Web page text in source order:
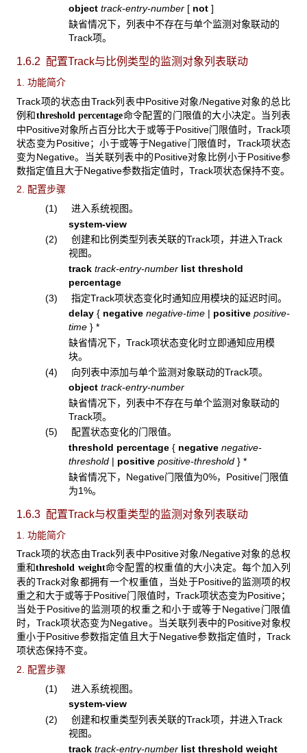
object track-entry-number [ not]
缺省情况下，列表中不存在与单个监测对象联动的
Track项。
1.6.2 配置Track与比例类型的监测对象列表联动
1. 功能简介
Track项的状态由Track列表中Positive对象/Negative对象的总比
例和threshold percentage命令配置的门限值的大小决定。当列表
中Positive对象所占百分比大于或等于Positive门限值时，Track项
状态变为Positive；小于或等于Negative门限值时，Track项状态
变为Negative。当关联列表中的Positive对象比例小于Positive参
数指定值且大于Negative参数指定值时，Track项状态保持不变。
2. 配置步骤
(1) 进入系统视图。
system-view
(2)
创建和比例类型列表关联的Track项，并进入Track
视图。
track track-entry-number list threshold
percentage
(3) 指定Track项状态变化时通知应用模块的延迟时间。
delay{ negative negative-time| positive positive-
time } *
缺省情况下，Track项状态变化时立即通知应用模
块。
(4) 向列表中添加与单个监测对象联动的Track项。
object track-entry-number
缺省情况下，列表中不存在与单个监测对象联动的
Track项。
(5) 配置状态变化的门限值。
threshold percentage{ negative negative-
threshold | positive positive-threshold } *
缺省情况下，Negative门限值为0%，Positive门限值
为1%。
1.6.3 配置Track与权重类型的监测对象列表联动
1. 功能简介
Track项的状态由Track列表中Positive对象/Negative对象的总权
重和threshold weight命令配置的权重值的大小决定。每个加入列
表的Track对象都拥有一个权重值，当处于Positive的监测项的权
重之和大于或等于Positive门限值时，Track项状态变为Positive；
当处于Positive的监测项的权重之和小于或等于Negative门限值
时，Track项状态变为Negative。当关联列表中的Positive对象权
重小于Positive参数指定值且大于Negative参数指定值时，Track
项状态保持不变。
2. 配置步骤
(1) 进入系统视图。
system-view
(2) 创建和权重类型列表关联的Track项，并进入Track
视图。
track track-entry-number list threshold weight